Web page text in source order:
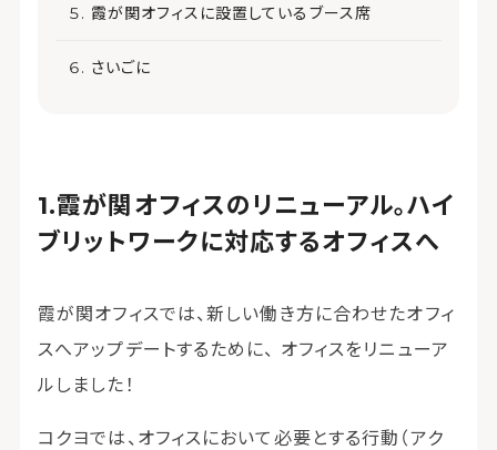
霞が関オフィスに設置しているブース席
さいごに
霞が関オフィスのリニューアル。ハイ
ブリットワークに対応するオフィスへ
霞が関オフィスでは、新しい働き方に合わせたオフィ
スへアップデートするために、 オフィスをリニューア
ルしました！
コクヨでは、オフィスにおいて必要とする行動（アク